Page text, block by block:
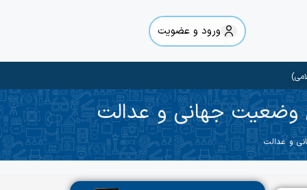
ورود و عضویت
وضعیت جهانی و عدالت
و عدالت